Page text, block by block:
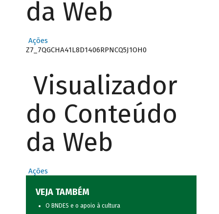
da Web
Ações
Z7_7QGCHA41L8D1406RPNCQ5J1OH0
Visualizador
do Conteúdo
da Web
Ações
VEJA TAMBÉM
O BNDES e o apoio à cultura